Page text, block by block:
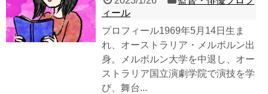
ィール
プロフィール1969年5月14日生ま
れ、オーストラリア・メルボルン出
身。メルボルン大学を中退し、オー
ストラリア国立演劇学院で演技を学
び、舞台...